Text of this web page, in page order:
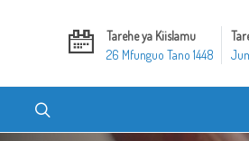
Tarehe ya Kiislamu
26 Mfunguo Tano 1448